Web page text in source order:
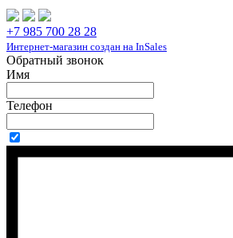
+7 985 700 28 28
Интернет-магазин создан на InSales
Обратный звонок
Имя
Телефон